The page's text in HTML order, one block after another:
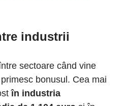
industrii
sectoare când vine
bonusul. Cea mai
în industria